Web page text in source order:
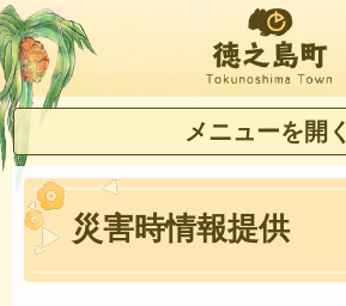
徳之島町
メニューを開く
災害時情報提供